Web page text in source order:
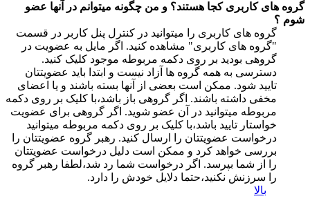
گروه های کاربری کجا هستند؟ و من چگونه میتوانم در آنها عضو
شوم ؟
گروه های کاربری را میتوانید در کنترل پنل کاربر در قسمت
"گروه های کاربری" مشاهده کنید. اگر مایل به عضویت در
گروهی بودید بر روی دکمه مربوطه موجود کلیک کنید.
دسترسی به همه گروه ها آزاد نیست و ابتدا باید عضویتتان
تایید شود. ممکن است بعضی از آنها بسته باشند و یا اعضای
مخفی داشته باشند. اگر گروهی باز باشد،با کلیک بر روی دکمه
مربوطه میتوانید در آن عضو شوید. اگر گروهی برای عضویت
خواستار تایید باشد،با کلیک بر روی دکمه مربوطه میتوانید
درخواست عضویتتان را ارسال کنید. رهبر گروه عضویتتان را
بررسی خواهد کرد و ممکن است دلیل درخواست عضویتتان
را از شما بپرسد. اگر درخواست شما رد شد،لطفا رهبر گروه
را سرزنش نکنید،حتما دلایل خودش را دارد.
بالا